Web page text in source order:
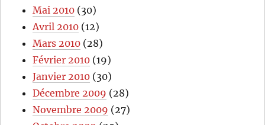
Mai 2010 (30)
Avril 2010 (12)
Mars 2010 (28)
Février 2010 (19)
Janvier 2010 (30)
Décembre 2009 (28)
Novembre 2009 (27)